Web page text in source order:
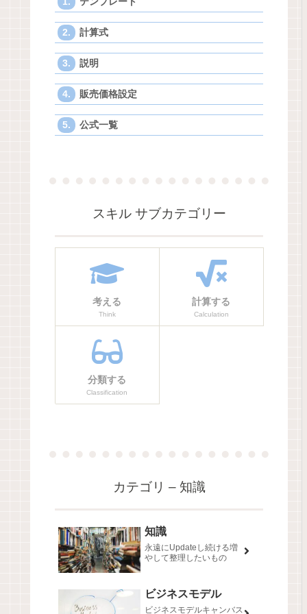
計算式
説明
販売価格設定
公式一覧
スキル サブカテゴリー
考える
Think
計算する
Calculation
分類する
Classification
カテゴリ – 知識
知識
永遠にUpdateし続ける増
やして整理したいもの
ビジネスモデル
ビジネスモデルキャンバス